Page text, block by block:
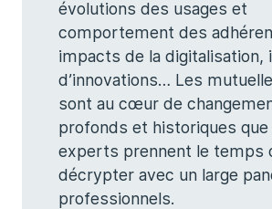
évolutions des usages et
comportement des
impacts de la digitalisation,
d’innovations… Les
sont au cœur de
profonds et historiques que
experts prennent le temps
décrypter avec un large
professionnels.